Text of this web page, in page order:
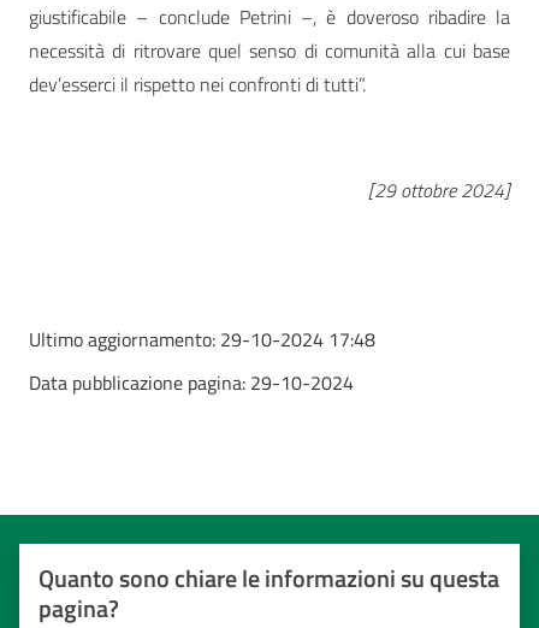
giustificabile – conclude Petrini –, è doveroso ribadire la
necessità di ritrovare quel senso di comunità alla cui base
dev’esserci il rispetto nei confronti di tutti”.
[29 ottobre 2024]
Ultimo aggiornamento: 29-10-2024 17:48
Data pubblicazione pagina: 29-10-2024
Quanto sono chiare le informazioni su questa
pagina?